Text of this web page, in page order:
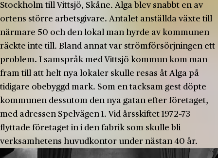
Stockholm till Vittsjö, Skåne. Alga blev snabbt en av
ortens större arbetsgivare. Antalet anställda växte till
närmare 50 och den lokal man hyrde av kommunen
räckte inte till. Bland annat var strömförsörjningen ett
problem. I samspråk med Vittsjö kommun kom man
fram till att helt nya lokaler skulle resas åt Alga på
tidigare obebyggd mark. Som en tacksam gest döpte
kommunen dessutom den nya gatan efter företaget,
med adressen Spelvägen 1. Vid årsskiftet 1972–73
flyttade företaget in i den fabrik som skulle bli
verksamhetens huvudkontor under nästan 40 år.